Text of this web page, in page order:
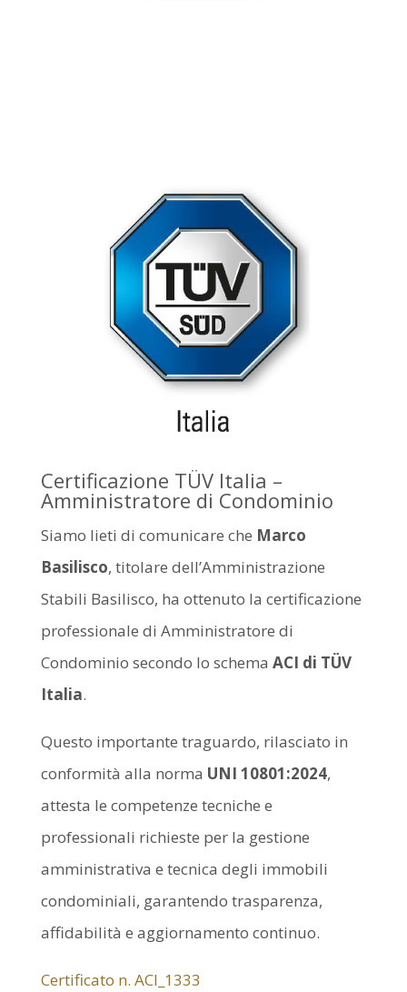
Certificazione TÜV Italia –
Amministratore di Condominio
Siamo lieti di comunicare che Marco
Basilisco, titolare dell’Amministrazione
Stabili Basilisco, ha ottenuto la certificazione
professionale di Amministratore di
Condominio secondo lo schema ACI di TÜV
Italia.
Questo importante traguardo, rilasciato in
conformità alla norma UNI 10801:2024,
attesta le competenze tecniche e
professionali richieste per la gestione
amministrativa e tecnica degli immobili
condominiali, garantendo trasparenza,
affidabilità e aggiornamento continuo.
Certificato n. ACI_1333